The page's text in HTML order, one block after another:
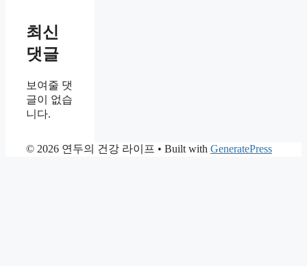
최신
댓글
보여줄 댓
글이 없습
니다.
© 2026 연두의 건강 라이프 • Built with GeneratePress